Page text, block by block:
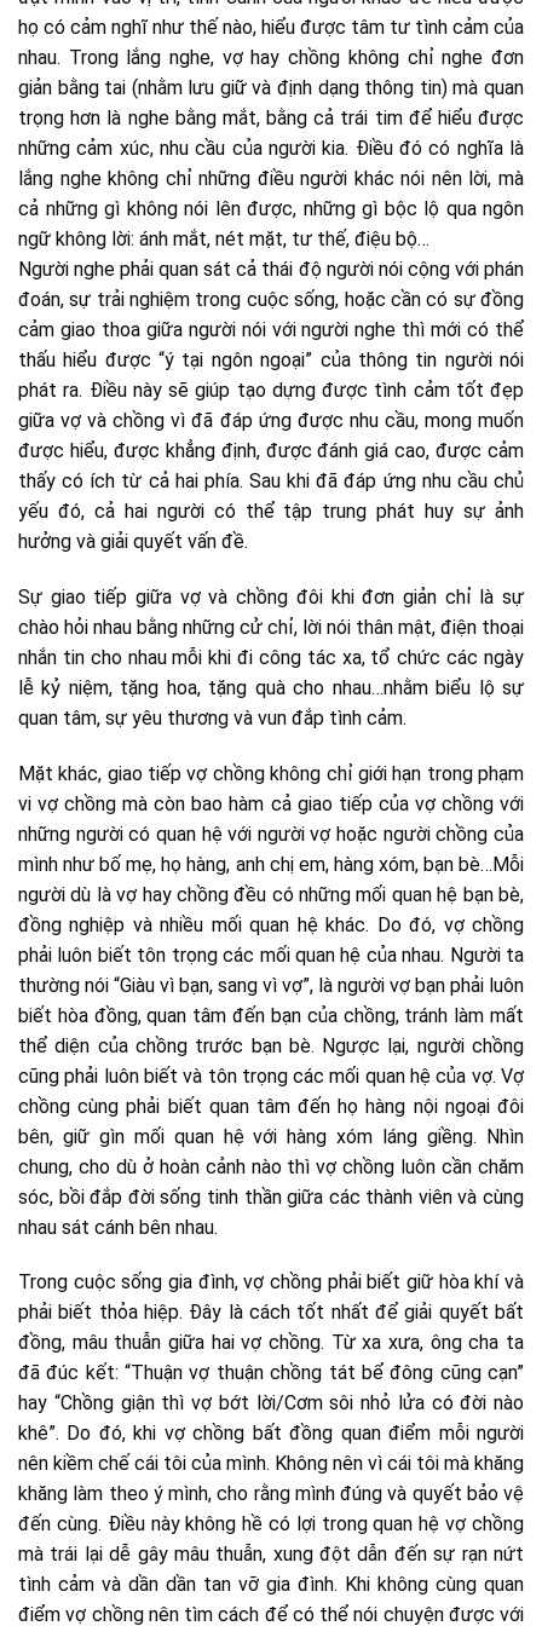
họ có cảm nghĩ như thế nào, hiểu được tâm tư tình cảm của
nhau. Trong lắng nghe, vợ hay chồng không chỉ nghe đơn
giản bằng tai (nhằm lưu giữ và định dạng thông tin) mà quan
trọng hơn là nghe bằng mắt, bằng cả trái tim để hiểu được
những cảm xúc, nhu cầu của người kia. Điều đó có nghĩa là
lắng nghe không chỉ những điều người khác nói nên lời, mà
cả những gì không nói lên được, những gì bộc lộ qua ngôn
ngữ không lời: ánh mắt, nét mặt, tư thế, điệu bộ…
Người nghe phải quan sát cả thái độ người nói cộng với phán
đoán, sự trải nghiệm trong cuộc sống, hoặc cần có sự đồng
cảm giao thoa giữa người nói với người nghe thì mới có thể
thấu hiểu được “ý tại ngôn ngoại” của thông tin người nói
phát ra. Điều này sẽ giúp tạo dựng được tình cảm tốt đẹp
giữa vợ và chồng vì đã đáp ứng được nhu cầu, mong muốn
được hiểu, được khẳng định, được đánh giá cao, được cảm
thấy có ích từ cả hai phía. Sau khi đã đáp ứng nhu cầu chủ
yếu đó, cả hai người có thể tập trung phát huy sự ảnh
hưởng và giải quyết vấn đề.
Sự giao tiếp giữa vợ và chồng đôi khi đơn giản chỉ là sự
chào hỏi nhau bằng những cử chỉ, lời nói thân mật, điện thoại
nhắn tin cho nhau mỗi khi đi công tác xa, tổ chức các ngày
lễ kỷ niệm, tặng hoa, tặng quà cho nhau…nhằm biểu lộ sự
quan tâm, sự yêu thương và vun đắp tình cảm.
Mặt khác, giao tiếp vợ chồng không chỉ giới hạn trong phạm
vi vợ chồng mà còn bao hàm cả giao tiếp của vợ chồng với
những người có quan hệ với người vợ hoặc người chồng của
mình như bố mẹ, họ hàng, anh chị em, hàng xóm, bạn bè…Mỗi
người dù là vợ hay chồng đều có những mối quan hệ bạn bè,
đồng nghiệp và nhiều mối quan hệ khác. Do đó, vợ chồng
phải luôn biết tôn trọng các mối quan hệ của nhau. Người ta
thường nói “Giàu vì bạn, sang vì vợ”, là người vợ bạn phải luôn
biết hòa đồng, quan tâm đến bạn của chồng, tránh làm mất
thể diện của chồng trước bạn bè. Ngược lại, người chồng
cũng phải luôn biết và tôn trọng các mối quan hệ của vợ. Vợ
chồng cùng phải biết quan tâm đến họ hàng nội ngoại đôi
bên, giữ gìn mối quan hệ với hàng xóm láng giềng. Nhìn
chung, cho dù ở hoàn cảnh nào thì vợ chồng luôn cần chăm
sóc, bồi đắp đời sống tinh thần giữa các thành viên và cùng
nhau sát cánh bên nhau.
Trong cuộc sống gia đình, vợ chồng phải biết giữ hòa khí và
phải biết thỏa hiệp. Đây là cách tốt nhất để giải quyết bất
đồng, mâu thuẫn giữa hai vợ chồng. Từ xa xưa, ông cha ta
đã đúc kết: “Thuận vợ thuận chồng tát bể đông cũng cạn”
hay “Chồng giận thì vợ bớt lời/Cơm sôi nhỏ lửa có đời nào
khê”. Do đó, khi vợ chồng bất đồng quan điểm mỗi người
nên kiềm chế cái tôi của mình. Không nên vì cái tôi mà khăng
khăng làm theo ý mình, cho rằng mình đúng và quyết bảo vệ
đến cùng. Điều này không hề có lợi trong quan hệ vợ chồng
mà trái lại dễ gây mâu thuẫn, xung đột dẫn đến sự rạn nứt
tình cảm và dần dần tan vỡ gia đình. Khi không cùng quan
điểm vợ chồng nên tìm cách để có thể nói chuyện được với